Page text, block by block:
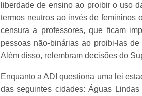
liberdade de ensino ao proibir o uso
termos neutros ao invés de femininos
censura a professores, que ficam
pessoas não-binárias ao proibi-las
Além disso, relembram decisões do
Enquanto a ADI questiona uma lei
das seguintes cidades: Águas